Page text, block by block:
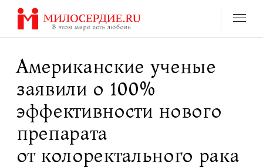
Перейти
содержанию
Американские ученые
заявили о 100%
эффективности нового
препарата
от колоректального рака